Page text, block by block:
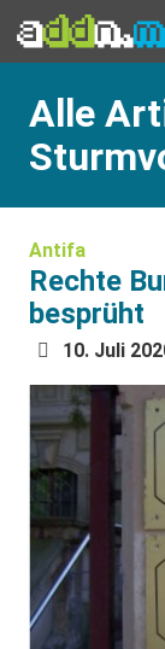
Alle
Antifa
Rechte
besprüht
10. Juli